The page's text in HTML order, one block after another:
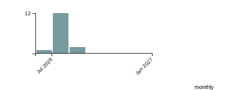
Jul 2026 Jan 2027
12
monthly